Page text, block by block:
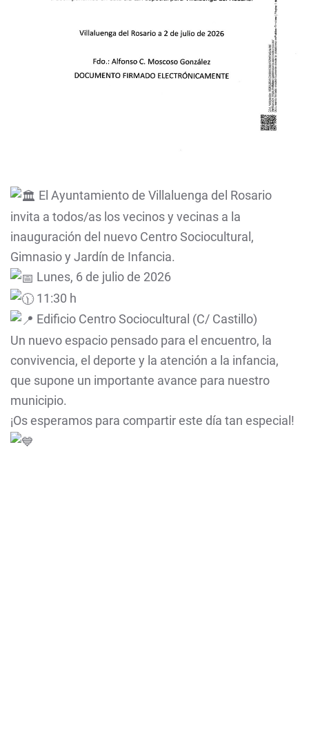
El Ayuntamiento de Villaluenga del Rosario
invita a todos/as los vecinos y vecinas a la
inauguración del nuevo Centro Sociocultural,
Gimnasio y Jardín de Infancia.
Lunes, 6 de julio de 2026
11:30 h
Edificio Centro Sociocultural (C/ Castillo)
Un nuevo espacio pensado para el encuentro, la
convivencia, el deporte y la atención a la infancia,
que supone un importante avance para nuestro
municipio.
¡Os esperamos para compartir este día tan especial!